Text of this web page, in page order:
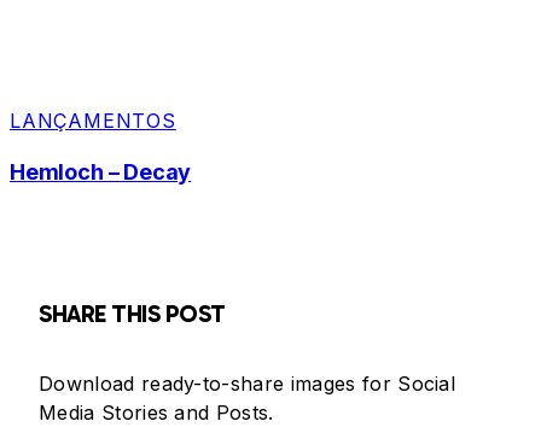
LANÇAMENTOS
Hemloch – Decay
SHARE THIS POST
Download ready-to-share images for Social
Media Stories and Posts.